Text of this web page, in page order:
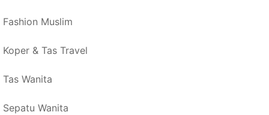
Fashion Muslim
Koper & Tas Travel
Tas Wanita
Sepatu Wanita